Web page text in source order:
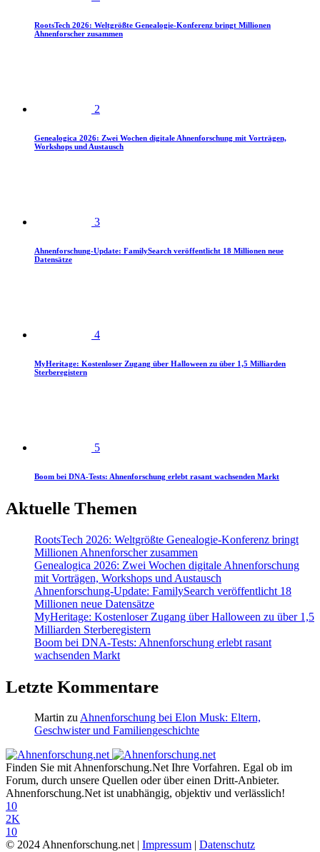
RootsTech 2026: Weltgrößte Genealogie-Konferenz bringt Millionen
Ahnenforscher zusammen
2
Genealogica 2026: Zwei Wochen digitale Ahnenforschung mit Vorträgen,
Workshops und Austausch
3
Ahnenforschung-Update: FamilySearch veröffentlicht 18 Millionen neue
Datensätze
4
MyHeritage: Kostenloser Zugang über Halloween zu über 1,5 Milliarden
Sterberegistern
5
Boom bei DNA-Tests: Ahnenforschung erlebt rasant wachsenden Markt
Aktuelle Themen
RootsTech 2026: Weltgrößte Genealogie-Konferenz bringt
Millionen Ahnenforscher zusammen
Genealogica 2026: Zwei Wochen digitale Ahnenforschung
mit Vorträgen, Workshops und Austausch
Ahnenforschung-Update: FamilySearch veröffentlicht 18
Millionen neue Datensätze
MyHeritage: Kostenloser Zugang über Halloween zu über 1,5
Milliarden Sterberegistern
Boom bei DNA-Tests: Ahnenforschung erlebt rasant
wachsenden Markt
Letzte Kommentare
Martin zu Ahnenforschung bei Elon Musk: Eltern,
Geschwister und Familiengeschichte
Finden Sie mit Ahnenforschung.Net Ihre Vorfahren. Egal ob im
Forum, durch unsere Quellen oder über einen Dritt-Anbieter.
Ahnenforschung.Net ist unabhängig, objektiv und verlässlich!
10
2K
10
© 2024 Ahnenforschung.net | Impressum | Datenschutz